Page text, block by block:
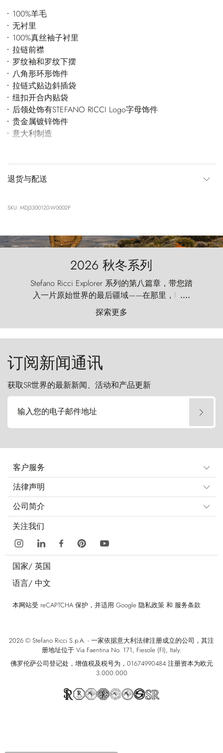
100%羊毛
无衬里
100%真丝袖子衬里
拉链前襟
罗纹袖和罗纹下摆
八角形环形饰件
拉链式贴边斜插袋
纽扣开合内贴袋
后领处饰有STEFANO RICCI Logo字母饰件
贵金属镀锌饰件
意大利制造
退货与配送
SKU: MDJ3300120-W0002P
2026 秋冬系列
Stefano Ricci Explorer 系列的第八篇章，带您踏
入一片原始世界的最后疆域——在那里，狂风
以远古的怒号雕琢着自然，而百内塔（Torres
del Paine）则宛如石砌的哨兵，傲然向苍穹发
起挑战。
....
探索更多
订阅新闻通讯
获取SR世界的最新新闻、活动和产品更新
输入您的电子邮件地址
客户服务
法律声明
公司简介
关注我们
国家/ 英国
语言/ 中文
本网站受 reCAPTCHA 保护，并适用 Google 隐私政策 和 服务条款
2026 © Stefano Ricci S.p.A. - 一家依据意大利法律注册成立的公司，其注
册地址位于 Via Faentina No. 171, Fiesole (FI), Italy.
佛罗伦萨公司登记处，增值税及税号为，01674990484 注册资本为欧元
3.000.000